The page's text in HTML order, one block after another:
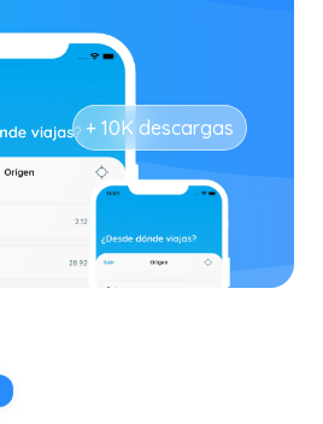
+ 10K descargas